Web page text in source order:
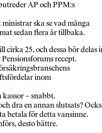
AP och PPM:s
ska se vad många
sedan flera år tillbaka.
25, och dessa bör delas
recept.
inom
kassor – snabbt.
dra en annan slutsats?
betala för detta vansinne.
desto bättre.